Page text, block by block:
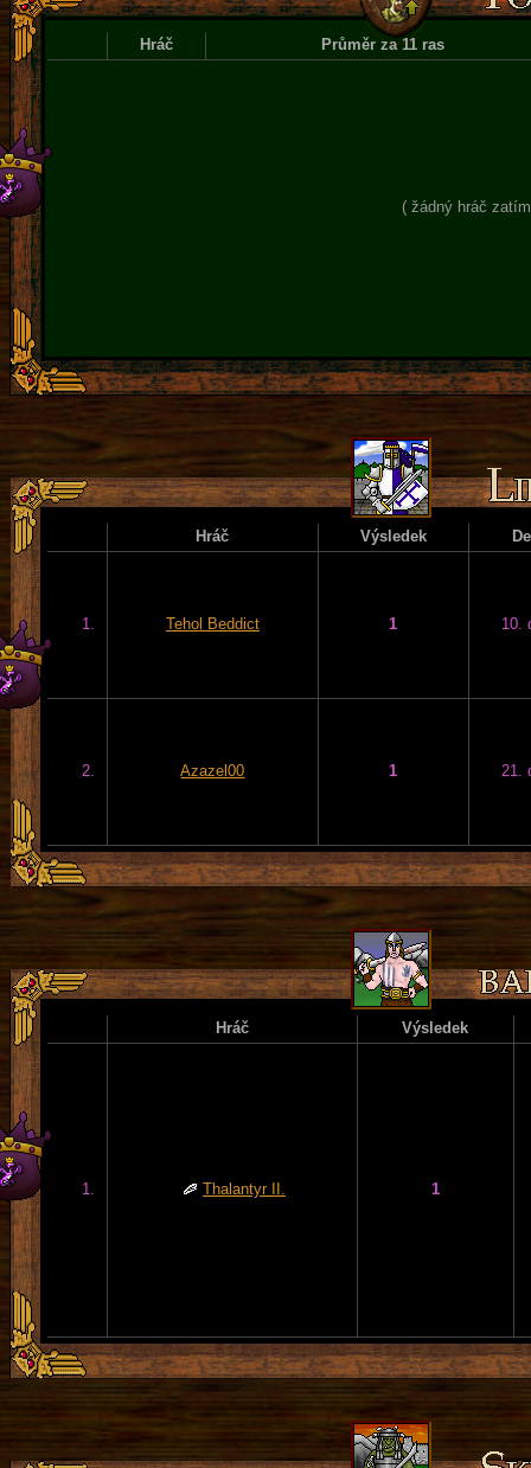
Hráč Průměr za 11 ras
( žádný hráč
Hráč Výsledek
1. Tehol Beddict 1 10.
2. Azazel00 1 21.
Hráč Výsledek
1. Thalantyr II. 1